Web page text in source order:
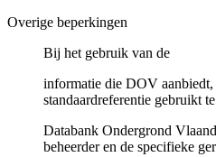
Overige beperkingen
Bij het gebruik van de
informatie die DOV aanbiedt,
standaardreferentie gebruikt
Databank Ondergrond
beheerder en de specifieke